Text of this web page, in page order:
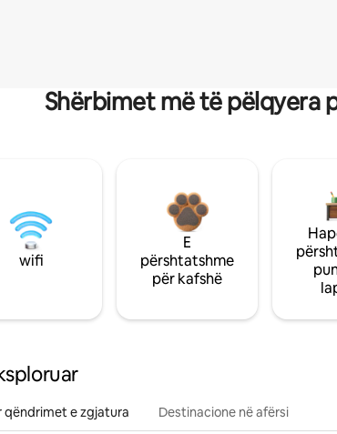
Shërbimet më të pëlqyera
wifi
E
përshtatshme
për kafshë
qëndrimet e zgjatura Destinacione në afërsi